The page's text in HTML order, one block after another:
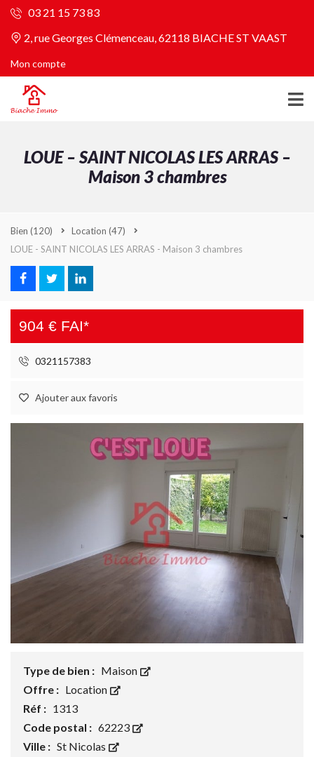
03 21 15 73 83
2, rue Georges Clémenceau, 62118 BIACHE ST VAAST
Mon compte
LOUE – SAINT NICOLAS LES ARRAS –
Maison 3 chambres
Bien (120) Location (47)
LOUE - SAINT NICOLAS LES ARRAS - Maison 3 chambres
904 € FAI*
0321157383
Ajouter aux favoris
Type de bien : Maison
Offre : Location
Réf : 1313
Code postal : 62223
Ville : St Nicolas